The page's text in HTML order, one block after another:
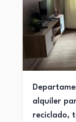
alquiler
reciclado,